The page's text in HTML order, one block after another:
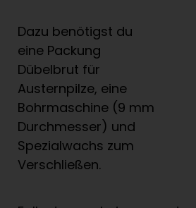
Dazu benötigst du
eine Packung
Dübelbrut für
Austernpilze, eine
Bohrmaschine (9 mm
Durchmesser) und
Spezialwachs zum
Verschließen.